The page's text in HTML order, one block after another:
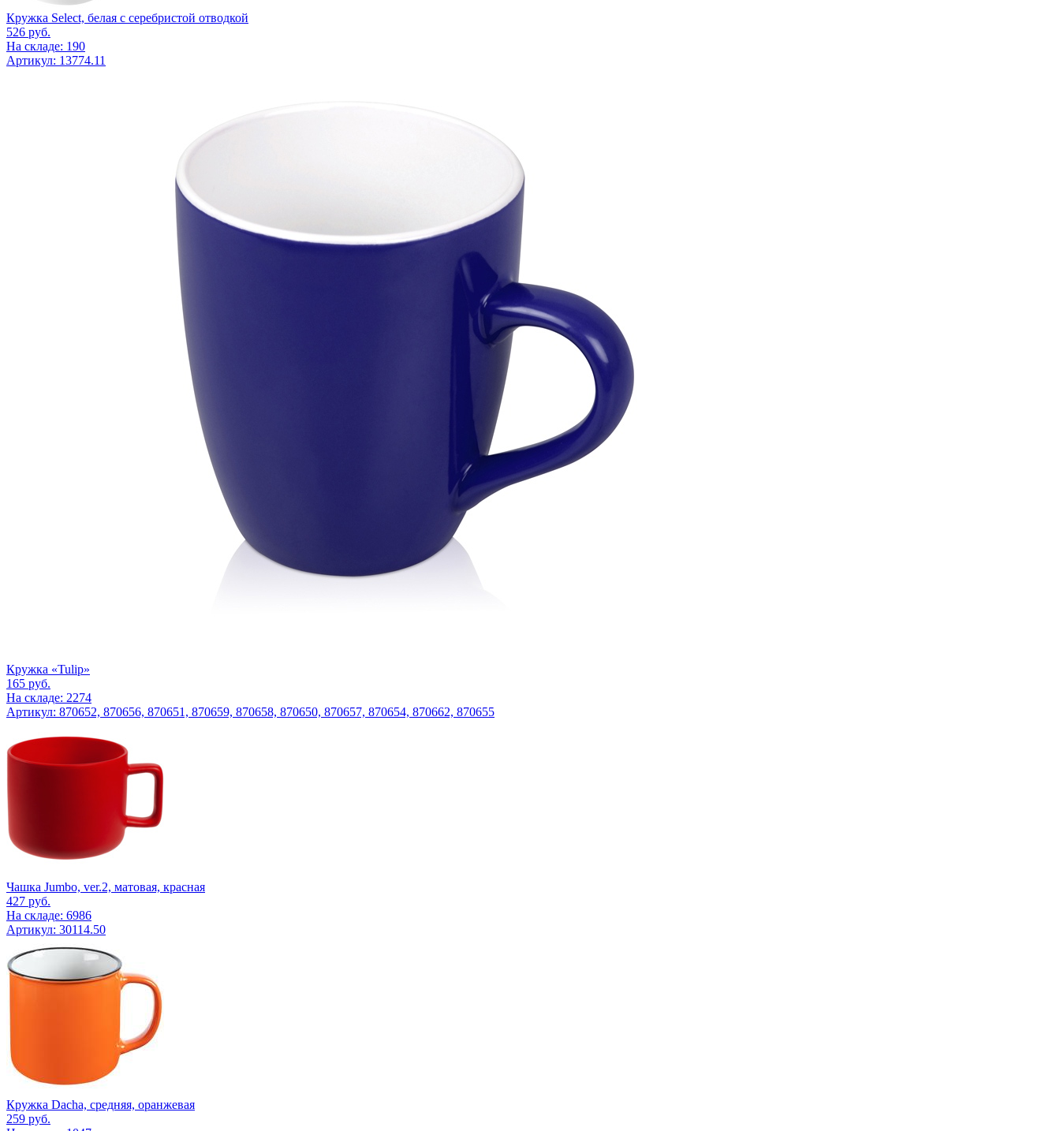
Кружка Select, белая с серебристой отводкой
526 руб.
На складе: 190
Артикул: 13774.11
Кружка «Tulip»
165 руб.
На складе: 2274
Артикул: 870652, 870656, 870651, 870659, 870658, 870650, 870657, 870654, 870662, 870655
Чашка Jumbo, ver.2, матовая, красная
427 руб.
На складе: 6986
Артикул: 30114.50
Кружка Dacha, средняя, оранжевая
259 руб.